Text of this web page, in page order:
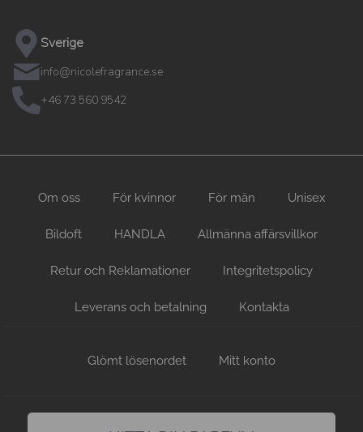
Sverige
info@nicolefragrance.se
+46 73 560 9542
Om oss För kvinnor För män Unisex
Bildoft HANDLA Allmänna affärsvillkor
Retur och Reklamationer Integritetspolicy
Leverans och betalning Kontakta
Glömt lösenordet Mitt konto